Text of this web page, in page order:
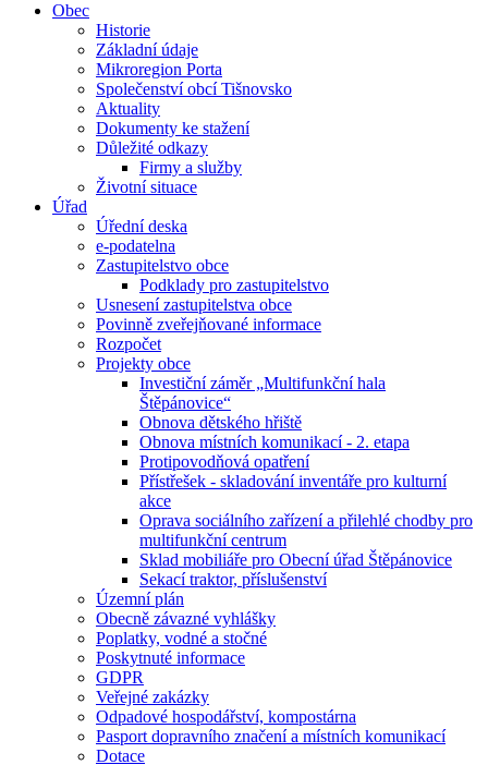
Obec
Historie
Základní údaje
Mikroregion Porta
Společenství obcí Tišnovsko
Aktuality
Dokumenty ke stažení
Důležité odkazy
Firmy a služby
Životní situace
Úřad
Úřední deska
e-podatelna
Zastupitelstvo obce
Podklady pro zastupitelstvo
Usnesení zastupitelstva obce
Povinně zveřejňované informace
Rozpočet
Projekty obce
Investiční záměr „Multifunkční hala
Štěpánovice“
Obnova dětského hřiště
Obnova místních komunikací - 2. etapa
Protipovodňová opatření
Přístřešek - skladování inventáře pro kulturní
akce
Oprava sociálního zařízení a přilehlé chodby pro
multifunkční centrum
Sklad mobiliáře pro Obecní úřad Štěpánovice
Sekací traktor, příslušenství
Územní plán
Obecně závazné vyhlášky
Poplatky, vodné a stočné
Poskytnuté informace
GDPR
Veřejné zakázky
Odpadové hospodářství, kompostárna
Pasport dopravního značení a místních komunikací
Dotace